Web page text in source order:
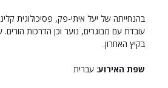
בהנחייתה של יעל איתי-פק, פסיכולוגית
עובדת עם מבוגרים, נוער וכן הדרכות
בקיץ האחרון.
שפת האירוע: עברית